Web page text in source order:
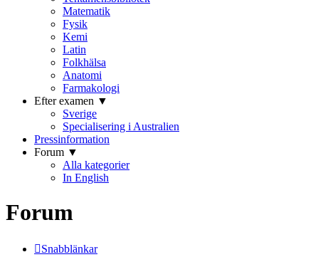
Matematik
Fysik
Kemi
Latin
Folkhälsa
Anatomi
Farmakologi
Efter examen ▼
Sverige
Specialisering i Australien
Pressinformation
Forum ▼
Alla kategorier
In English
Forum
Snabblänkar